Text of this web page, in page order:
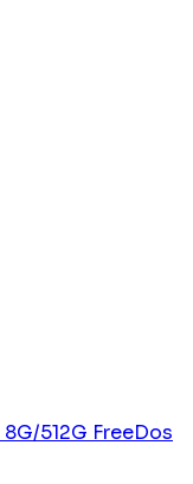
512G FreeDos